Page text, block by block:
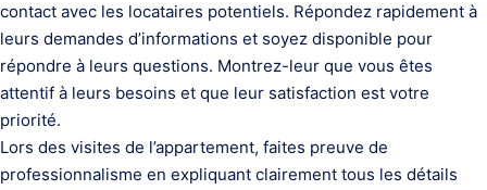
contact avec les locataires potentiels. Répondez rapidement à
leurs demandes d’informations et soyez disponible pour
répondre à leurs questions. Montrez-leur que vous êtes
attentif à leurs besoins et que leur satisfaction est votre
priorité.
Lors des visites de l’appartement, faites preuve de
professionnalisme en expliquant clairement tous les détails